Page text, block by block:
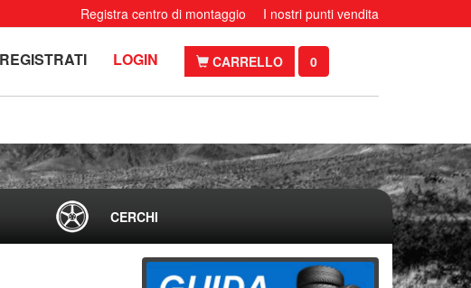
Registra centro di montaggio I nostri punti vendita
REGISTRATI LOGIN CARRELLO 0
CERCHI